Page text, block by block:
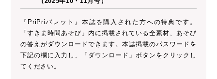
『PriPriパレット』本誌を購入された方への特典です。
「すきま時間あそび」内に掲載されている全素材、あそび
の答えがダウンロードできます。本誌掲載のパスワードを
下記の欄に入力し、「ダウンロード」ボタンをクリックし
てください。